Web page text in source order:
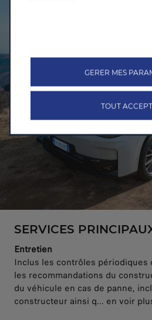
SERVICES
Entretien
Inclus les contrôles périodiques
les recommandations du
du véhicule en cas de panne,
constructeur ainsi q... en voir
GERER MES
TOUT